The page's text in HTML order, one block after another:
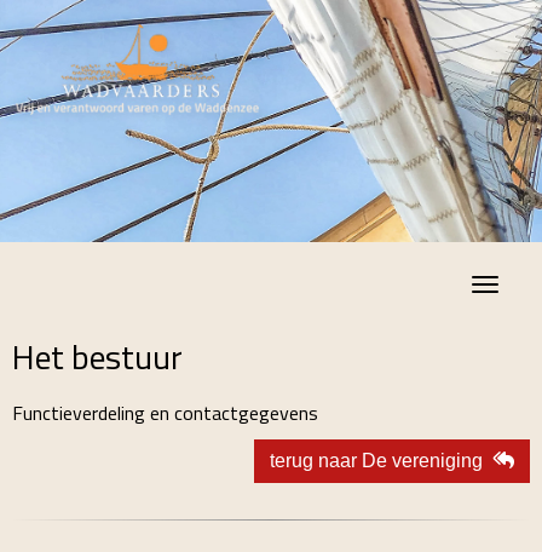
Het bestuur
Functieverdeling en contactgegevens
terug naar De vereniging